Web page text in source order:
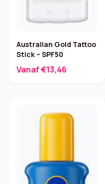
Australian Gold Tattoo
Stick – SPF50
Vanaf €13,46